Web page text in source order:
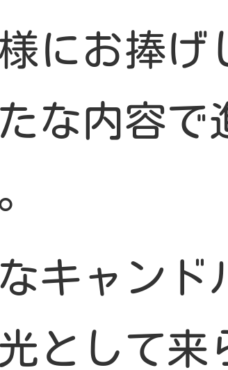
にお捧げ
な内容で
キャンド
として来